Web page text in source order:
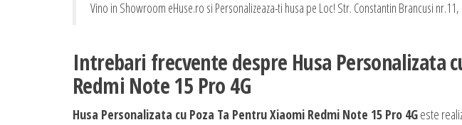
Vino in Showroom eHuse.ro si Personalizeaza-ti husa pe Loc! Str. Constantin Brancusi
Intrebari frecvente despre Husa Personalizata
Redmi Note 15 Pro 4G
Husa Personalizata cu Poza Ta Pentru Xiaomi Redmi Note 15 Pro 4Geste